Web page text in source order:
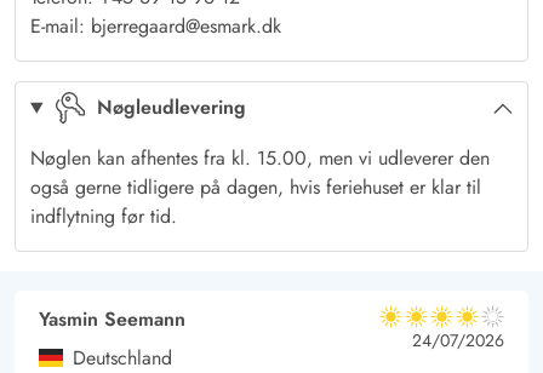
Sommerhusområdet i Bjerregård
Bjerregård er et lille sommerhusområde, som ligger i et
naturskønt område syd for Hvide Sande. Her er du tæt på
strand, fjord og hede. Og en kort køretur bringer jer til f.eks
Hvide Sande eller Ringkøbing. Her er masser at se og opleve,
f.eks. shopping i de mange specialebutikker eller en slentretur
på havnen.
Bjerregård har en lille lokal købmand, hvor I kan handle ind til
feriehuset.
E-mail: bjerregaard@esmark.dk
Nøgleudlevering
Nøglen kan afhentes fra kl. 15.00, men vi udleverer den
også gerne tidligere på dagen, hvis feriehuset er klar til
indflytning før tid.
Yasmin Seemann
Deutschland
4 ud af 5
4 ud af 5
4 out of 5
24/07/2026